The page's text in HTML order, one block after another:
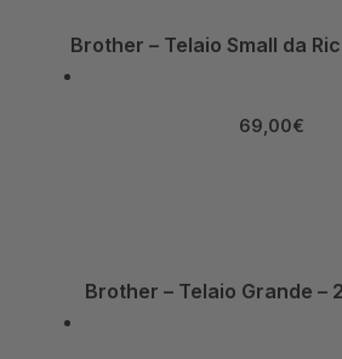
Brother – Telaio Small da
69,00€
Brother – Telaio Grande –